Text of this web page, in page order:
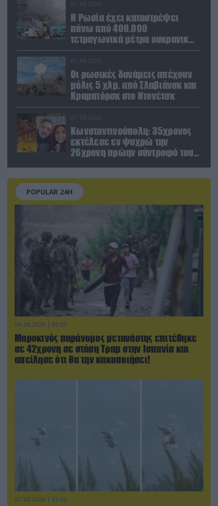
Η Ρωσία έχει καταστρέψει
πάνω από 400.000
τετραγωνικά μέτρα ουκρανικών
εγκαταστάσεων τον Ιούλιο
Οι ρωσικές δυνάμεις απέχουν
μόλις 5 χλμ. από Σλαβιάνσκ και
Κραματόρσκ στο Ντονέτσκ
Κωνσταντινούπολη: 35χρονος
εκτέλεσε εν ψυχρώ την
26χρονη πρώην σύντροφό του
POPULAR 24H
06.08.2026 | 09:03
Μαροκινός παράνομος μετανάστης επιτέθηκε
σε 42χρονη σε στάση Τραμ στην Ισπανία και
απείλησε ότι θα την κακοποιήσει!
07.08.2026 | 01:02